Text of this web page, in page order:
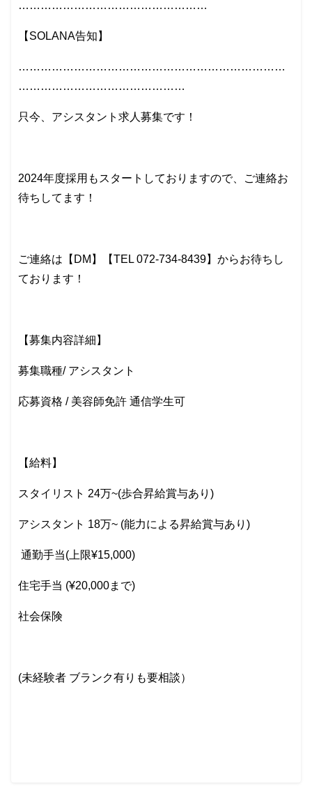
……………………………………………
【SOLANA告知】
………………………………………………………………
………………………………………
只今、アシスタント求人募集です！
2024年度採用もスタートしておりますので、ご連絡お
待ちしてます！
ご連絡は【DM】【TEL 072-734-8439】からお待ちし
ております！
【募集内容詳細】
募集職種/ アシスタント
応募資格 / 美容師免許 通信学生可
【給料】
スタイリスト 24万~(歩合昇給賞与あり)
アシスタント 18万~ (能力による昇給賞与あり)
通勤手当(上限¥15,000)
住宅手当 (¥20,000まで)
社会保険
(未経験者 ブランク有りも要相談）